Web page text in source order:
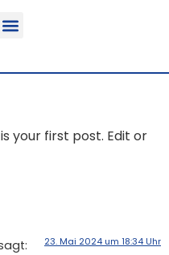
your first post. Edit or
23. Mai 2024 um 18:34 Uhr